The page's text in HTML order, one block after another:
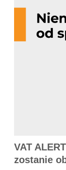
VAT
zostanie